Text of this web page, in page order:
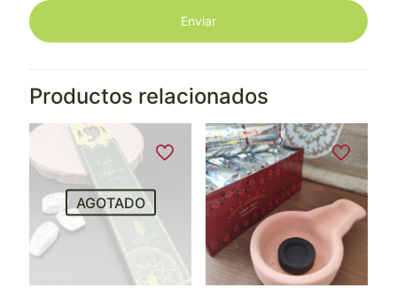
Productos relacionados
AGOTADO